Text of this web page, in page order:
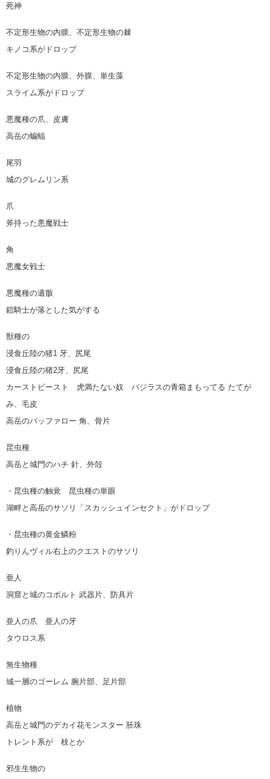
死神
不定形生物の内膜、不定形生物の棘
キノコ系がドロップ
不定形生物の内膜、外膜、単生藻
スライム系がドロップ
悪魔種の爪、皮膚
高岳の蝙蝠
尾羽
城のグレムリン系
爪
斧持った悪魔戦士
角
悪魔女戦士
悪魔種の遺骸
鎧騎士が落とした気がする
獣種の
浸食丘陸の猪1 牙、尻尾
浸食丘陸の猪2牙、尻尾
カーストビースト 虎満たない奴 バジラスの青箱まもってる たてが
み、毛皮
高岳のバッファロー 角、骨片
昆虫種
高岳と城門のハチ 針、外殻
・昆虫種の触覚 昆虫種の単眼
湖畔と高岳のサソリ「スカッシュインセクト」がドロップ
・昆虫種の黄金鱗粉
釣りんヴィル右上のクエストのサソリ
亜人
洞窟と城のコボルト 武器片、防具片
亜人の爪 亜人の牙
タウロス系
無生物種
城一層のゴーレム 腕片部、足片部
植物
高岳と城門のデカイ花モンスター 胚珠
トレント系が 枝とか
邪生生物の